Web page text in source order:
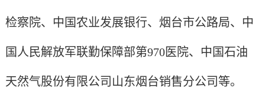
检察院、中国农业发展银行、烟台市公路局、中
国人民解放军联勤保障部第970医院、中国石油
天然气股份有限公司山东烟台销售分公司等。